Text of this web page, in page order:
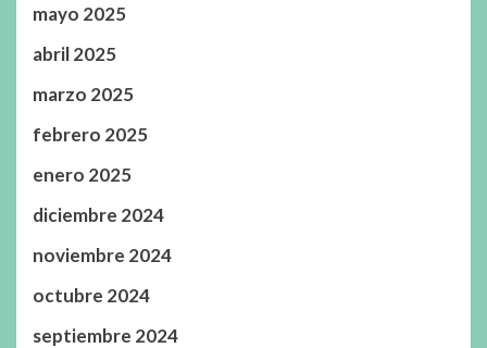
mayo 2025
abril 2025
marzo 2025
febrero 2025
enero 2025
diciembre 2024
noviembre 2024
octubre 2024
septiembre 2024